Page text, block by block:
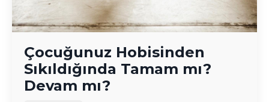
Çocuğunuz Hobisinden
Sıkıldığında Tamam mı?
Devam mı?